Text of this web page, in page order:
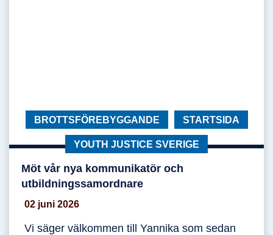
Möt vår nya kommunikatör och
utbildningssamordnare
Möt vår nya kommunikatör och
KATEGORI:
BROTTSFÖREBYGGANDE KATEGORI:
STARTSIDA
KATEGORI:
YOUTH JUSTICE SVERIGE
02 juni 2026
Vi säger välkommen till Yannika som sedan